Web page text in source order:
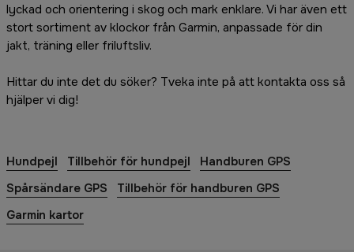
lyckad och orientering i skog och mark enklare. Vi har även ett
stort sortiment av klockor från Garmin, anpassade för din
jakt, träning eller friluftsliv.
Hittar du inte det du söker? Tveka inte på att kontakta oss så
hjälper vi dig!
Hundpejl Tillbehör för hundpejl
Handburen GPS
Spårsändare GPS
Tillbehör för handburen GPS
Garmin kartor